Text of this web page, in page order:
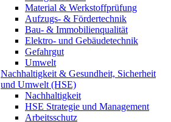
Material & Werkstoffprüfung
Aufzugs- & Fördertechnik
Bau- & Immobilienqualität
Elektro- und Gebäudetechnik
Gefahrgut
Umwelt
Nachhaltigkeit & Gesundheit, Sicherheit
und Umwelt (HSE)
Nachhaltigkeit
HSE Strategie und Management
Arbeitsschutz